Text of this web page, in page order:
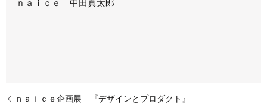
ｎａｉｃｅ 中田真太郎
ｎａｉｃｅ企画展 『デザインとプロダクト』